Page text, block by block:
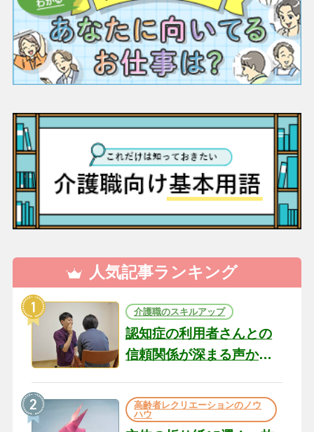
人気記事ランキング
介護職のスキルアップ
認知症の利用者さんとの
信頼関係が深まる声かけ
の現場から（22）
高齢者レクリエーションのノウ
ハウ